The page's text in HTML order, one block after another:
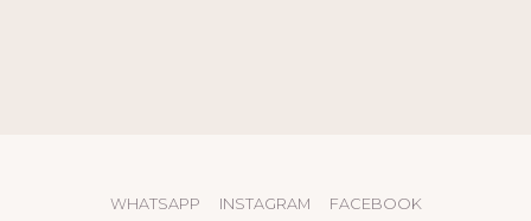
WHATSAPP INSTAGRAM FACEBOOK